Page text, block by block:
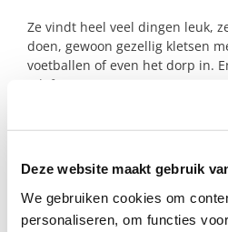
Deze website maakt gebruik
We gebruiken cookies om
personaliseren, om functies
Ze vindt heel veel dingen leuk,
doen, gewoon gezellig kletsen
voetballen of even het dorp in.
telefoon!
Wij zoeken in Mijdrecht
steunmoeder of gezin: